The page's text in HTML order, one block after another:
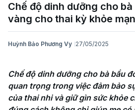
Chế độ dinh dưỡng cho
vàng cho thai kỳ khỏe
Huỳnh Bảo Phương Vy 27/05/2025
Chế độ dinh dưỡng cho bà bầu
quan trọng trong việc đảm bảo
của thai nhi và giữ gìn sức khỏe